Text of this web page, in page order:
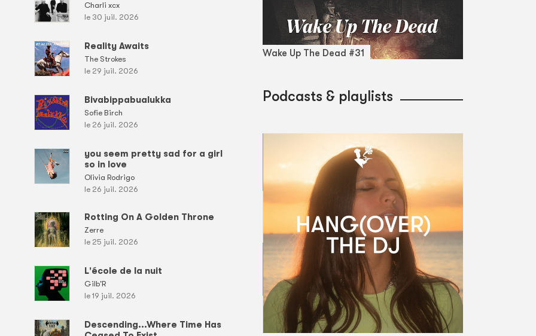
Charli xcx
le 30 juil. 2026
Reality Awaits
The Strokes
le 29 juil. 2026
Bivabippabualukka
Sofie Birch
le 26 juil. 2026
you seem pretty sad for a girl
so in love
Olivia Rodrigo
le 26 juil. 2026
Rotting On A Golden Throne
Zerre
le 25 juil. 2026
L'école de la nuit
Gilb'R
le 19 juil. 2026
Descending...Where Time Has
Wake Up The Dead #31
Podcasts & playlists